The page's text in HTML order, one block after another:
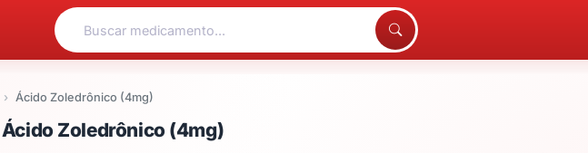
Ácido Zoledrônico (4mg)
para Ácido Zoledrônico (4mg)
Zoledrônico (4mg)